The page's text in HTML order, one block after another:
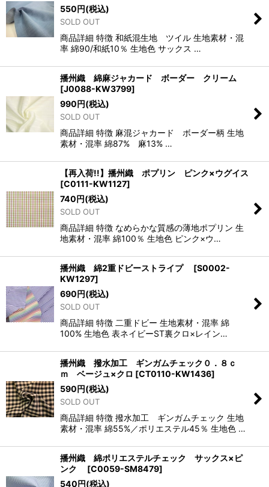
550円(税込)
SOLD OUT
商品詳細 特徴 和紙混生地 ツイル 生地素材・混
率 綿90/和紙10％ 生地色 サックス …
播州織 綿麻ジャカード ボーダー クリーム
[J0088-KW3799]
990円(税込)
SOLD OUT
商品詳細 特徴 麻混ジャカード ボーダー柄 生地
素材・混率 綿87% 麻13% …
【再入荷!!】播州織 ポプリン ピンク×ウグイス
[C0111-KW1127]
740円(税込)
SOLD OUT
商品詳細 特徴 なめらかな質感の薄地ポプリン 生
地素材・混率 綿100％ 生地色 ピンク×ウ…
播州織 綿2重ドビーストライプ [S0002-
KW1297]
690円(税込)
SOLD OUT
商品詳細 特徴 二重ドビー 生地素材・混率 綿
100% 生地色 表ネイビーST裏クロ×レイン…
播州織 撥水加工 ギンガムチェック０．８ｃ
ｍ ベージュ×クロ [CT0110-KW1436]
590円(税込)
SOLD OUT
商品詳細 特徴 撥水加工 ギンガムチェック 生地
素材・混率 綿55%／ポリエステル45％ 生地色 …
播州織 綿ポリエステルチェック サックス×ピ
ンク
[C0059-SM8479]
540円(税込)